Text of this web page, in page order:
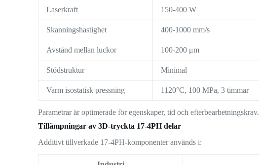
Laserkraft 150-400 W
Skanningshastighet 400-1000 mm/s
Avstånd mellan luckor 100-200 μm
Stödstruktur Minimal
Varm isostatisk pressning 1120°C, 100 MPa, 3 timmar
Parametrar är optimerade för egenskaper, tid och efterbearbetningskrav.
Tillämpningar av 3D-tryckta 17-4PH delar
Additivt tillverkade 17-4PH-komponenter används i: